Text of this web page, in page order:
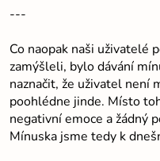
---
Co naopak naši uživatelé
zamýšleli, bylo dávání
naznačit, že uživatel není
poohlédne jinde. Místo
negativní emoce a žádný
Mínuska jsme tedy k